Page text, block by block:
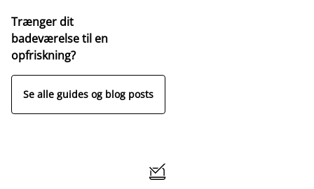
Trænger dit
badeværelse til en
opfriskning?
Se alle guides og blog posts
